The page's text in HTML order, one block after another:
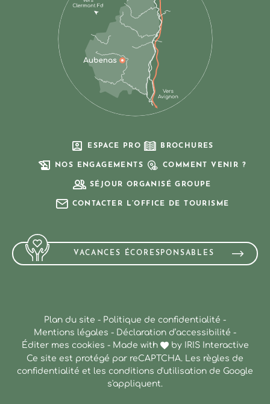
ESPACE PRO BROCHURES
NOS ENGAGEMENTS COMMENT VENIR ?
SÉJOUR ORGANISÉ GROUPE
CONTACTER L’OFFICE DE TOURISME
VACANCES ÉCORESPONSABLES
Plan du site - Politique de confidentialité -
Mentions légales - Déclaration d’accessibilité -
Éditer mes cookies - Made with by
IRIS Interactive
Ce site est protégé par reCAPTCHA. Les règles de
confidentialité et les conditions d'utilisation de Google
s'appliquent.